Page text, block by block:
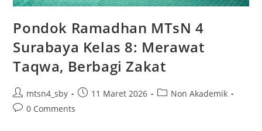
Pondok Ramadhan MTsN 4
Surabaya Kelas 8: Merawat
Taqwa, Berbagi Zakat
Post
author:
mtsn4_sby
Post11 Maret 2026
PostNon Akademik
Post0 Comments